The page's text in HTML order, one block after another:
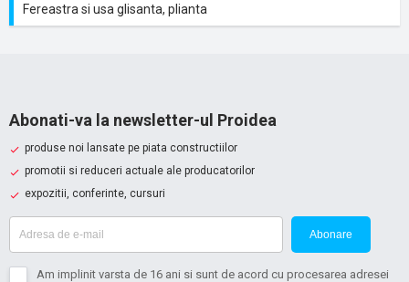
Fereastra si usa glisanta, plianta
Abonati-va la newsletter-ul Proidea
produse noi lansate pe piata constructiilor
promotii si reduceri actuale ale producatorilor
expozitii, conferinte, cursuri
Abonare
Am implinit varsta de 16 ani si sunt de acord cu procesarea adresei